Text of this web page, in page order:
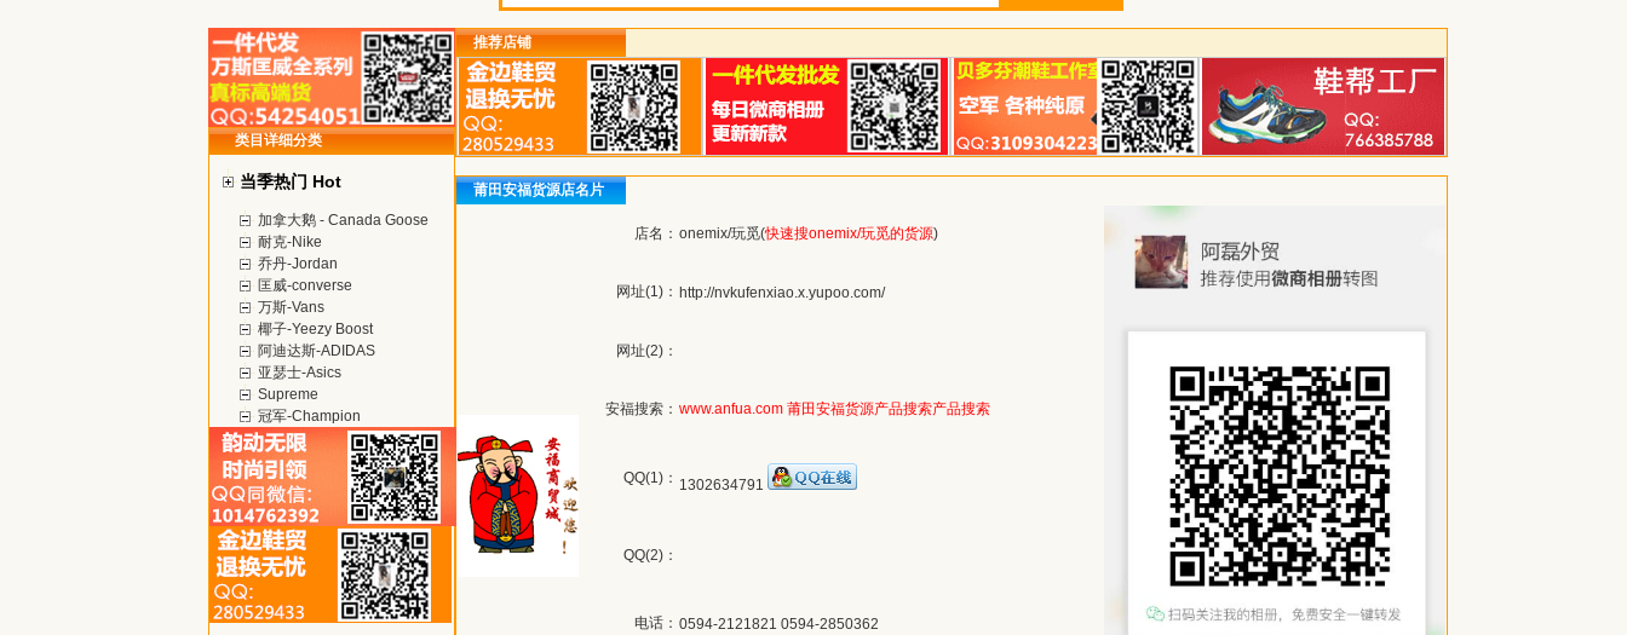
类目详细分类
当季热门 Hot
加拿大鹅 - Canada Goose
耐克-Nike
乔丹-Jordan
匡威-converse
万斯-Vans
椰子-Yeezy Boost
阿迪达斯-ADIDAS
亚瑟士-Asics
Supreme
冠军-Champion
推荐店铺
莆田安福货源店名片
店名： onemix/玩觅(快速搜onemix/玩觅的货源)
网址(1)： http://nvkufenxiao.x.yupoo.com/
网址(2)：
安福搜索： www.anfua.com 莆田安福货源产品搜索产品搜索
QQ(1)： 1302634791
QQ(2)：
电话： 0594-2121821 0594-2850362